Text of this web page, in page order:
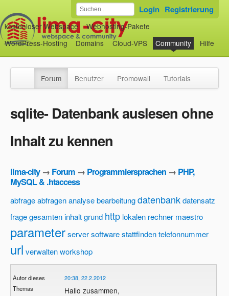
kostenloser Webspace
Webhosting-Pakete
WordPress-Hosting
Domains Cloud-VPS Community Hilfe
Login Registrierung
Forum Benutzer Promowall Tutorials
sqlite- Datenbank auslesen ohne
Inhalt zu kennen
lima-city→ Forum → Programmiersprachen → PHP,
MySQL & .htaccess
abfrageabfragenanalysebearbeitungdatenbankdatensatz
fragegesamten inhaltgrund http lokalen rechner maestro
parameterserversoftwarestattfindentelefonnummer
url verwaltenworkshop
Autor dieses
Themas
20:38, 22.2.2012
Hallo zusammen,